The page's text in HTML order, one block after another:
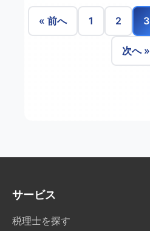
« 前へ 1 2 3
次へ »
サービス
税理士を探す